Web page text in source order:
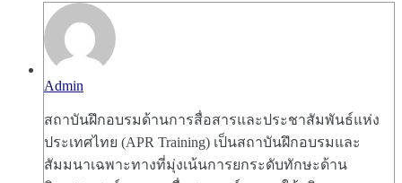
Admin
สถาบันฝึกอบรมด้านการสื่อสารและประชาสัมพันธ์แห่ง
ประเทศไทย (APR Training) เป็นสถาบันฝึกอบรมและ
สัมมนาเฉพาะทางที่มุ่งเน้นการยกระดับทักษะด้าน